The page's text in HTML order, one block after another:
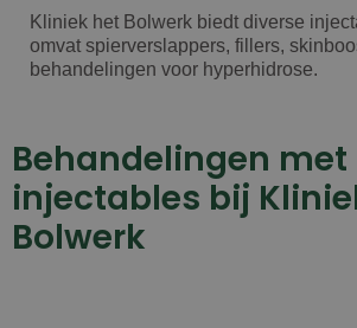
Kliniek het Bolwerk biedt diverse
omvat spierverslappers, fillers,
behandelingen voor hyperhidrose.
Behandelingen met
injectables bij
Bolwerk